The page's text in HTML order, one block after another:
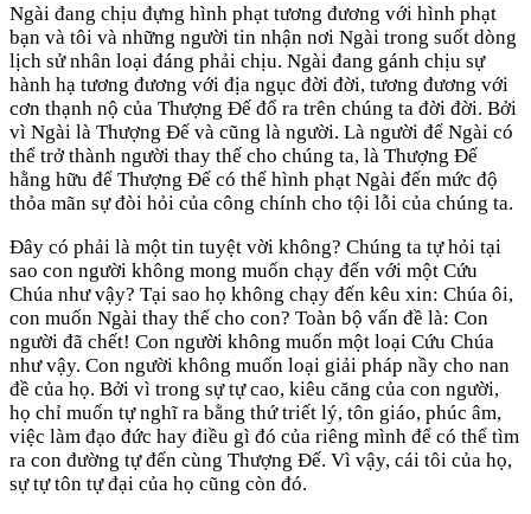
Ngài đang chịu đựng hình phạt tương đương với hình phạt
bạn và tôi và những người tin nhận nơi Ngài trong suốt dòng
lịch sử nhân loại đáng phải chịu. Ngài đang gánh chịu sự
hành hạ tương đương với địa ngục đời đời, tương đương với
cơn thạnh nộ của Thượng Đế đổ ra trên chúng ta đời đời. Bởi
vì Ngài là Thượng Đế và cũng là người. Là người để Ngài có
thể trở thành người thay thế cho chúng ta, là Thượng Đế
hằng hữu để Thượng Đế có thể hình phạt Ngài đến mức độ
thỏa mãn sự đòi hỏi của công chính cho tội lỗi của chúng ta.
Đây có phải là một tin tuyệt vời không? Chúng ta tự hỏi tại
sao con người không mong muốn chạy đến với một Cứu
Chúa như vậy? Tại sao họ không chạy đến kêu xin: Chúa ôi,
con muốn Ngài thay thế cho con? Toàn bộ vấn đề là: Con
người đã chết! Con người không muốn một loại Cứu Chúa
như vậy. Con người không muốn loại giải pháp nầy cho nan
đề của họ. Bởi vì trong sự tự cao, kiêu căng của con người,
họ chỉ muốn tự nghĩ ra bằng thứ triết lý, tôn giáo, phúc âm,
việc làm đạo đức hay điều gì đó của riêng mình để có thể tìm
ra con đường tự đến cùng Thượng Đế. Vì vậy, cái tôi của họ,
sự tự tôn tự đại của họ cũng còn đó.